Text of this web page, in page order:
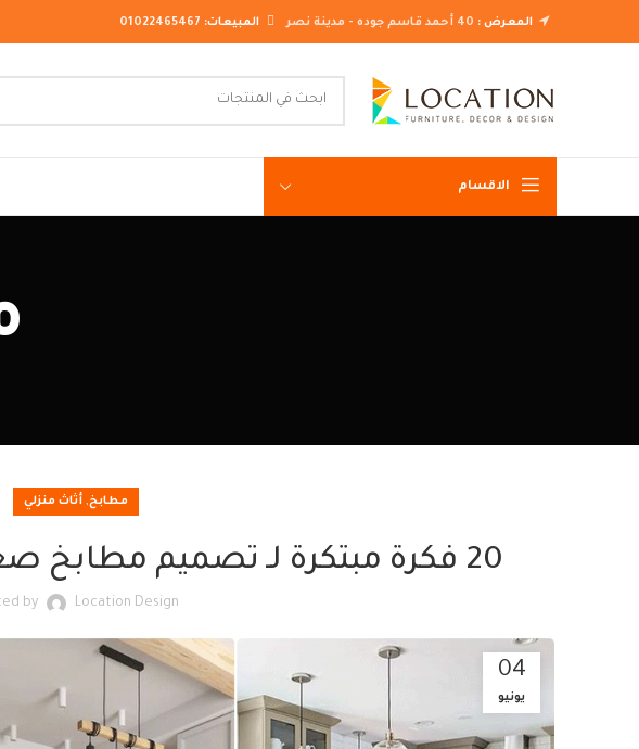
المعرض : المبيعات: 01022465467
الاقسام
مطابخ,أثاث منزلي
20 فكرة مبتكرة لـ تصميم مطابخ صغيرة تلبي جميع احتياجاتك
by Location Design
04
يونيو